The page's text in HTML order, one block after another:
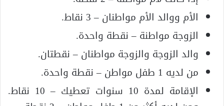
الأم ووالد الأم مواطنان – 3 نقاط.
الزوجة مواطنة – نقطة واحدة.
والد الزوجة والزوجة مواطنان – نقطتان.
من لديه 1 طفل مواطن – نقطة واحدة.
الإقامة لمدة 10 سنوات تعطيك – 10 نقاط.